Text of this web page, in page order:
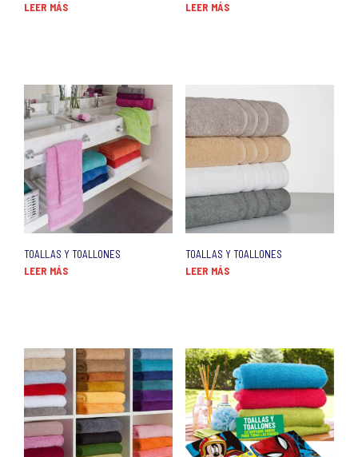
LEER MÁS
LEER MÁS
TOALLAS Y TOALLONES
LEER MÁS
TOALLAS Y TOALLONES
LEER MÁS